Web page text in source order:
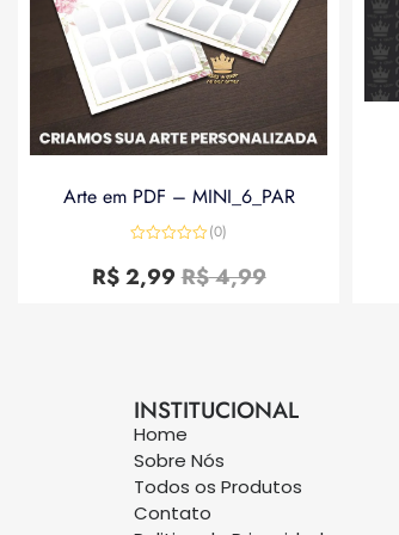
Arte em PDF – MINI_6_PAR
0
de
(0)
R$4,99
R$2,99
INSTITUCIONAL
Home
Sobre Nós
Todos os Produtos
Contato